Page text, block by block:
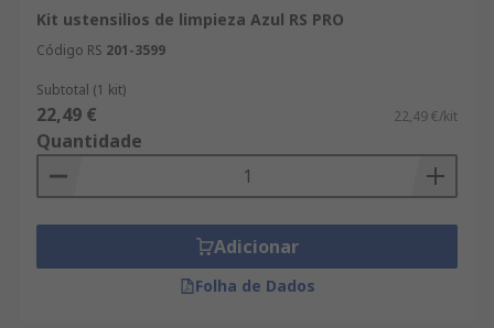
Kit ustensilios de limpieza Azul RS PRO
Código RS 201-3599
Subtotal (1 kit)
22,49 € 22,49 €/kit
Quantidade
Adicionar
Folha de Dados